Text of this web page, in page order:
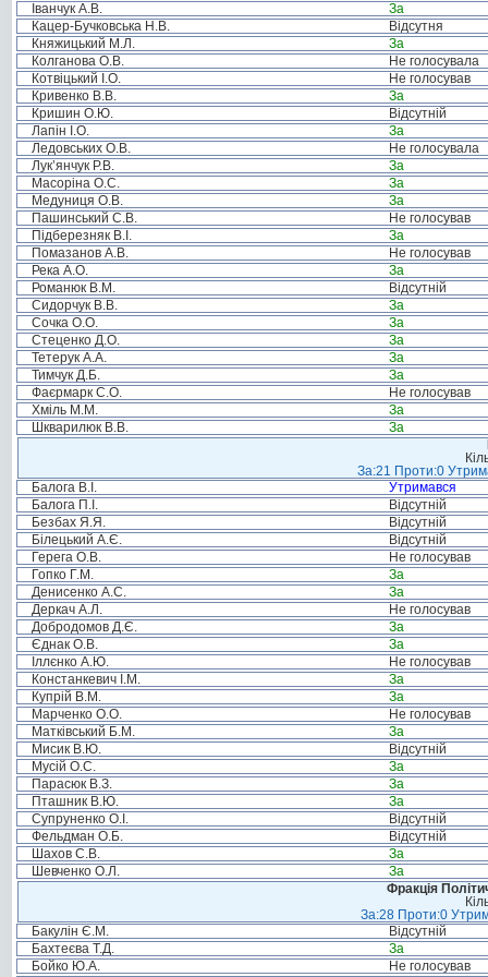
Іванчук А.В.
За
Кацер-Бучковська Н.В.
Відсутня
Княжицький М.Л.
За
Колганова О.В.
Не голосувала
Котвіцький І.О.
Не голосував
Кривенко В.В.
За
Кришин О.Ю.
Відсутній
Лапін І.О.
За
Ледовських О.В.
Не голосувала
Лук’янчук Р.В.
За
Масоріна О.С.
За
Медуниця О.В.
За
Пашинський С.В.
Не голосував
Підберезняк В.І.
За
Помазанов А.В.
Не голосував
Река А.О.
За
Романюк В.М.
Відсутній
Сидорчук В.В.
За
Сочка О.О.
За
Стеценко Д.О.
За
Тетерук А.А.
За
Тимчук Д.Б.
За
Фаєрмарк С.О.
Не голосував
Хміль М.М.
За
Шкварилюк В.В.
За
За:21 Проти:0
Балога В.І.
Утримався
Балога П.І.
Відсутній
Безбах Я.Я.
Відсутній
Білецький А.Є.
Відсутній
Герега О.В.
Не голосував
Гопко Г.М.
За
Денисенко А.С.
За
Деркач А.Л.
Не голосував
Добродомов Д.Є.
За
Єднак О.В.
За
Іллєнко А.Ю.
Не голосував
Констанкевич І.М.
За
Купрій В.М.
За
Марченко О.О.
Не голосував
Матківський Б.М.
За
Мисик В.Ю.
Відсутній
Мусій О.С.
За
Парасюк В.З.
За
Пташник В.Ю.
За
Супруненко О.І.
Відсутній
Фельдман О.Б.
Відсутній
Шахов С.В.
За
Шевченко О.Л.
За
Фракція
За:28 Проти:0
Бакулін Є.М.
Відсутній
Бахтеєва Т.Д.
За
Бойко Ю.А.
Не голосував